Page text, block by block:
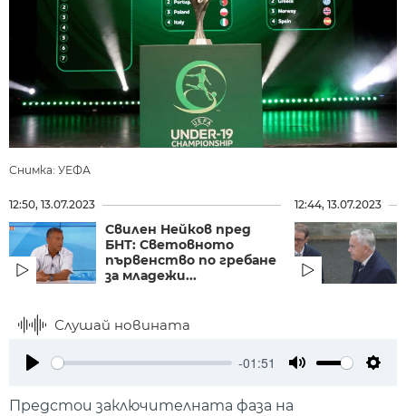
Снимка: УЕФА
12:50, 13.07.2023
Свилен Нейков пред
БНТ: Световното
първенство по гребане
за младежи...
12:44, 13.07.2023
Слушай новината
-01:51
Предстои заключителната фаза на